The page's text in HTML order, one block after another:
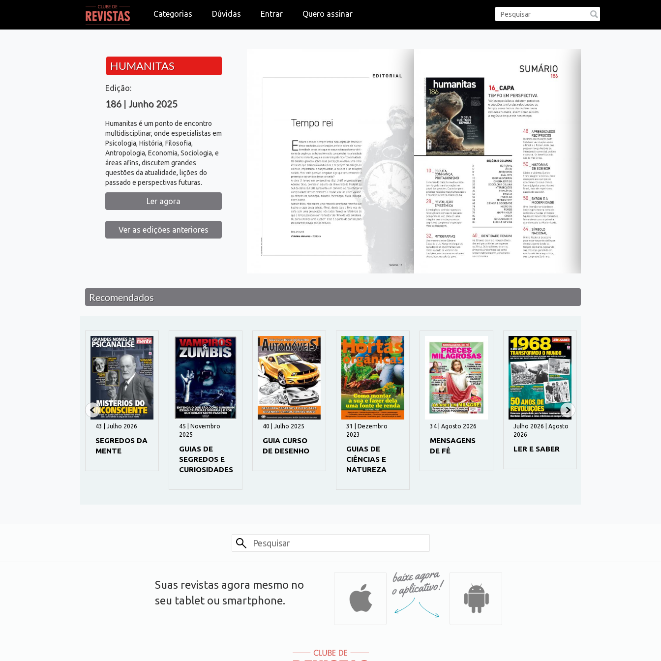
Categorias Dúvidas Entrar Quero assinar
HUMANITAS
Edição:
186 | Junho 2025
Humanitas é um ponto de encontro
multidisciplinar, onde especialistas em
Psicologia, História, Filosofia,
Antropologia, Economia, Sociologia, e
áreas afins, discutem grandes
questões da atualidade, lições do
passado e perspectivas futuras.
Ler agora
Ver as edições anteriores
Recomendados
43 | Julho 2026
SEGREDOS DA
MENTE
45 | Novembro
2025
GUIAS DE
SEGREDOS E
CURIOSIDADES
40 | Julho 2025
GUIA CURSO
DE DESENHO
31 | Dezembro
2023
GUIAS DE
CIÊNCIAS E
NATUREZA
34 | Agosto 2026
MENSAGENS
DE FÉ
Julho 2026 | Agosto
2026
LER E SABER
Suas revistas agora mesmo no
seu tablet ou smartphone.